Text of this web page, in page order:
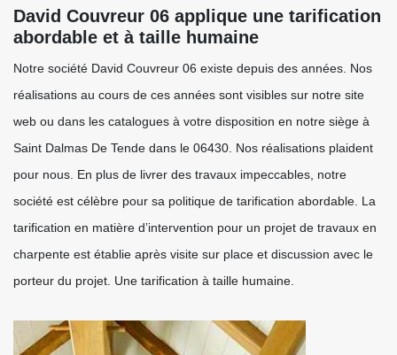
David Couvreur 06 applique une tarification
abordable et à taille humaine
Notre société David Couvreur 06 existe depuis des années. Nos
réalisations au cours de ces années sont visibles sur notre site
web ou dans les catalogues à votre disposition en notre siège à
Saint Dalmas De Tende dans le 06430. Nos réalisations plaident
pour nous. En plus de livrer des travaux impeccables, notre
société est célèbre pour sa politique de tarification abordable. La
tarification en matière d’intervention pour un projet de travaux en
charpente est établie après visite sur place et discussion avec le
porteur du projet. Une tarification à taille humaine.